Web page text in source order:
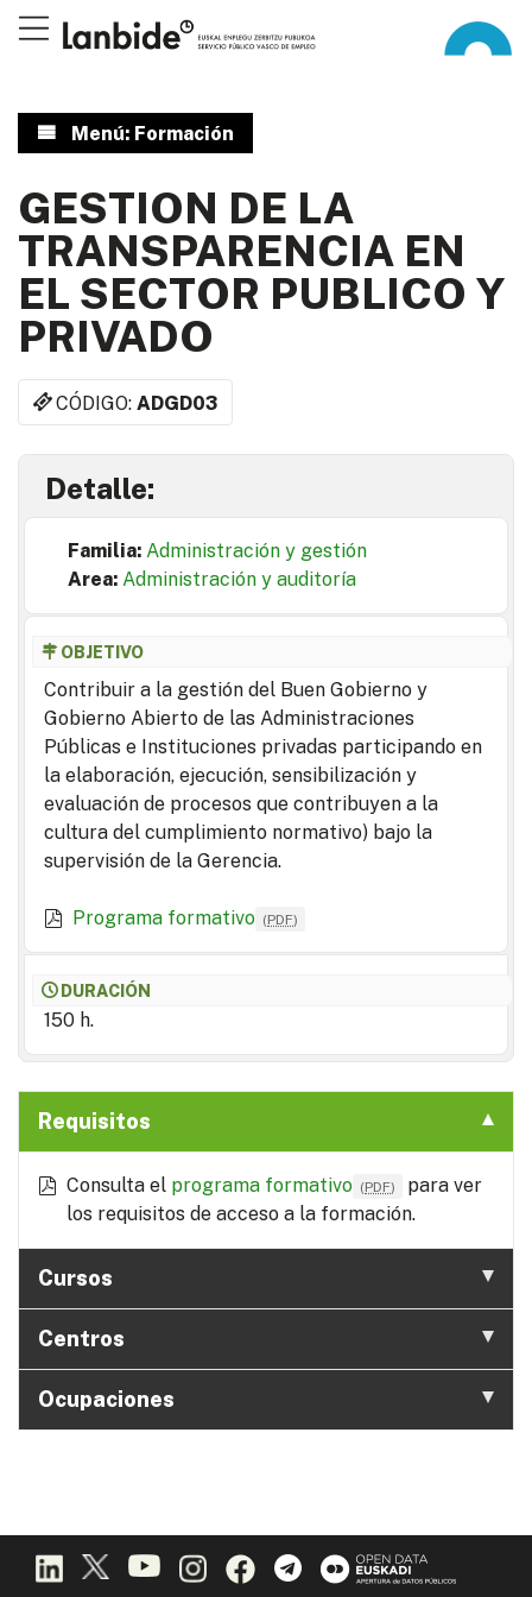
Menú: Formación
GESTION DE LA
TRANSPARENCIA EN
EL SECTOR PUBLICO Y
PRIVADO
CÓDIGO:ADGD03
Detalle:
Familia: Administración y gestión
Area: Administración y auditoría
OBJETIVO
Contribuir a la gestión del Buen Gobierno y
Gobierno Abierto de las Administraciones
Públicas e Instituciones privadas participando en
la elaboración, ejecución, sensibilización y
evaluación de procesos que contribuyen a la
cultura del cumplimiento normativo) bajo la
supervisión de la Gerencia.
Programa formativo (PDF)
DURACIÓN
150 h.
Requisitos
Consulta el programa formativo (PDF)
para ver
los requisitos de acceso a la formación.
Cursos
Centros
Ocupaciones